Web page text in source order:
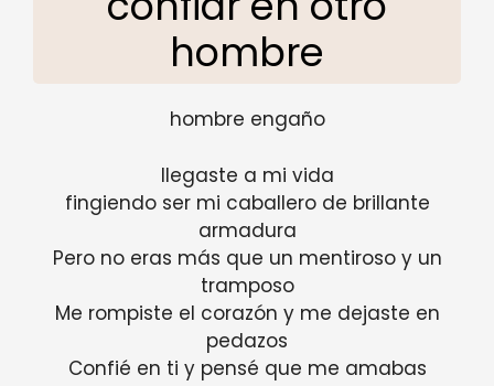
hombre
hombre engaño
llegaste a mi vida
fingiendo ser mi caballero de brillante
armadura
Pero no eras más que un mentiroso y un
tramposo
Me rompiste el corazón y me dejaste en
pedazos
Confié en ti y pensé que me amabas